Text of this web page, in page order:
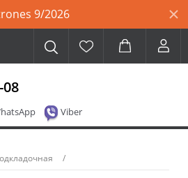
9/2026
Viber
08